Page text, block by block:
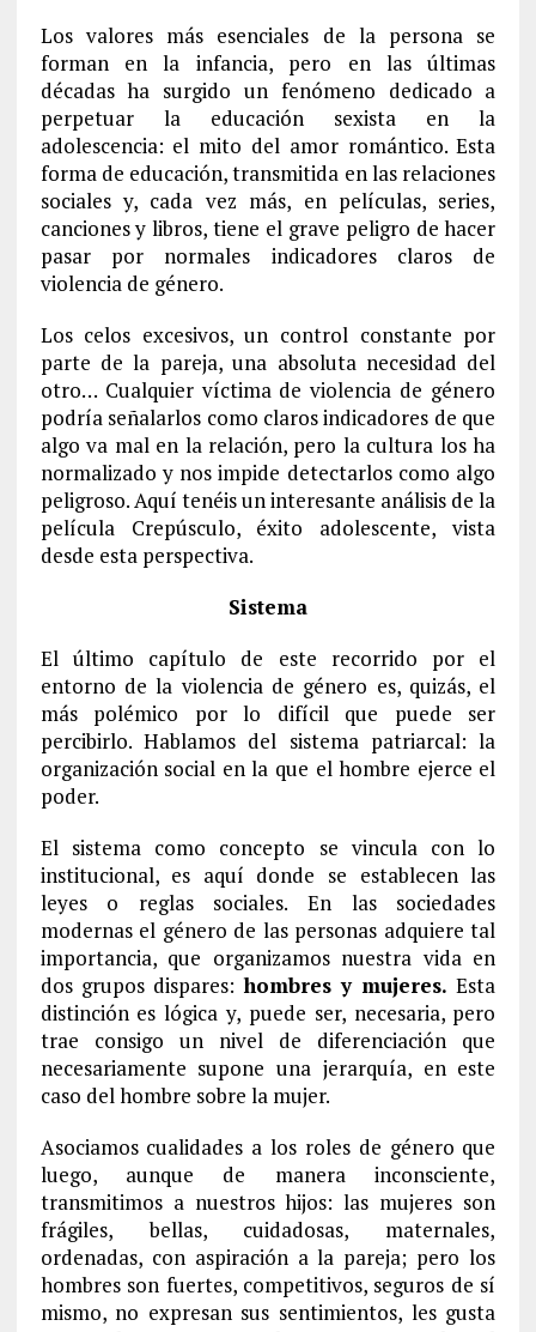
Los valores más esenciales de la persona se
forman en la infancia, pero en las últimas
décadas ha surgido un fenómeno dedicado a
perpetuar la educación sexista en la
adolescencia: el mito del amor romántico. Esta
forma de educación, transmitida en las relaciones
sociales y, cada vez más, en películas, series,
canciones y libros, tiene el grave peligro de hacer
pasar por normales indicadores claros de
violencia de género.
Los celos excesivos, un control constante por
parte de la pareja, una absoluta necesidad del
otro… Cualquier víctima de violencia de género
podría señalarlos como claros indicadores de que
algo va mal en la relación, pero la cultura los ha
normalizado y nos impide detectarlos como algo
peligroso. Aquí tenéis un interesante análisis de la
película Crepúsculo, éxito adolescente, vista
desde esta perspectiva.
Sistema
El último capítulo de este recorrido por el
entorno de la violencia de género es, quizás, el
más polémico por lo difícil que puede ser
percibirlo. Hablamos del sistema patriarcal: la
organización social en la que el hombre ejerce el
poder.
El sistema como concepto se vincula con lo
institucional, es aquí donde se establecen las
leyes o reglas sociales. En las sociedades
modernas el género de las personas adquiere tal
importancia, que organizamos nuestra vida en
dos grupos dispares:hombres y mujeres. Esta
distinción es lógica y, puede ser, necesaria, pero
trae consigo un nivel de diferenciación que
necesariamente supone una jerarquía, en este
caso del hombre sobre la mujer.
Asociamos cualidades a los roles de género que
luego, aunque de manera inconsciente,
transmitimos a nuestros hijos: las mujeres son
frágiles, bellas, cuidadosas, maternales,
ordenadas, con aspiración a la pareja; pero los
hombres son fuertes, competitivos, seguros de sí
mismo, no expresan sus sentimientos, les gusta